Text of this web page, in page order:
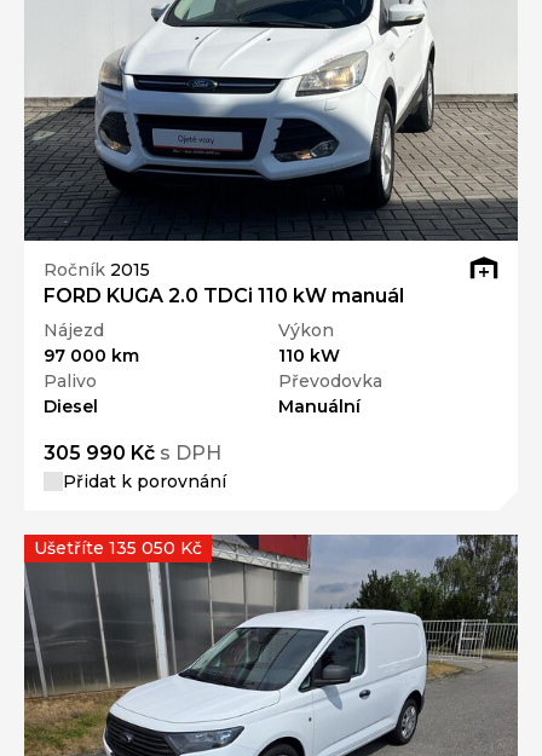
Ročník 2015
FORD KUGA 2.0 TDCi 110 kW manuál
Nájezd
97 000 km
Výkon
110 kW
Palivo
Diesel
Převodovka
Manuální
305 990 Kč s DPH
Přidat k porovnání
Ušetříte 135 050 Kč